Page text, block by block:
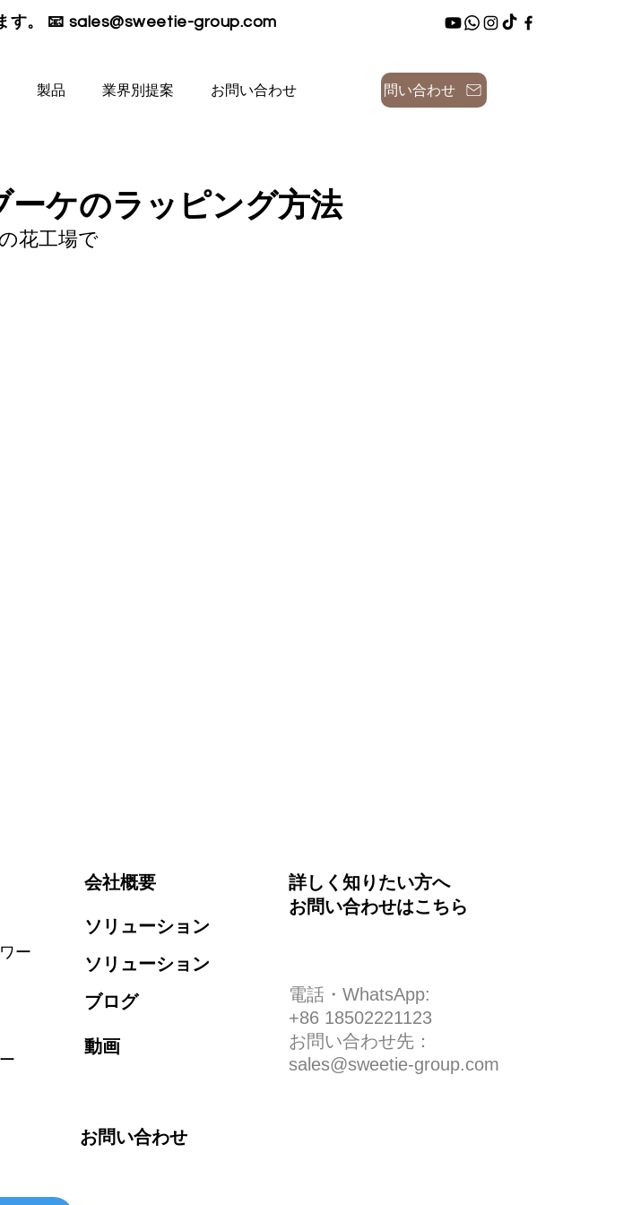
す。 📧 sales@sweetie-group.com
製品 業界別提案 お問い合わせ 問い合わせ
ーケのラッピング方法
花工場で
会社概要
ソリューション
詳しく知りたい方へ
お問い合わせはこちら
ー
ソリューション
ブログ
動画
電話・WhatsApp:
+86 18502221123
お問い合わせ先：
sales@sweetie-group.com
お問い合わせ